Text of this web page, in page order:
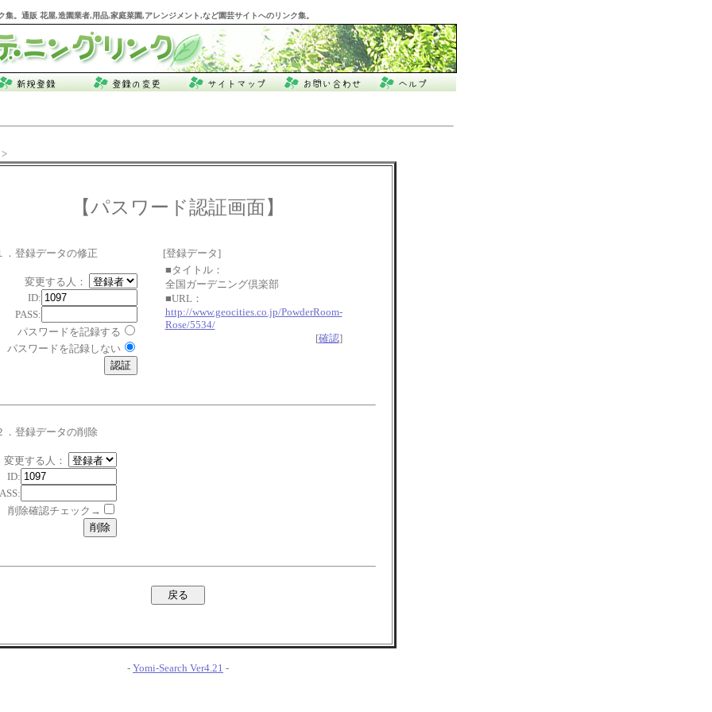
集。通販 花屋,造園業者,用品,家庭菜園,アレンジメント,など園芸サイトへのリンク集。
【パスワード認証画面】
．登録データの修正
変更する人：
ID:
PASS:
パスワードを記録する
パスワードを記録しない
[登録データ]
■タイトル：
全国ガーデニング倶楽部
■URL：
http://www.geocities.co.jp/PowderRoom-
Rose/5534/
[確認]
．登録データの削除
変更する人：
ID:
削除確認チェック→
- Yomi-Search Ver4.21 -